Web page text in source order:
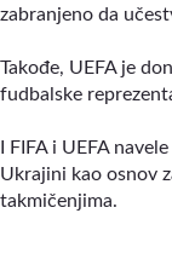
zabranjeno da
Takođe, UEFA je
fudbalske
I FIFA i UEFA
Ukrajini kao osnov
takmičenjima.